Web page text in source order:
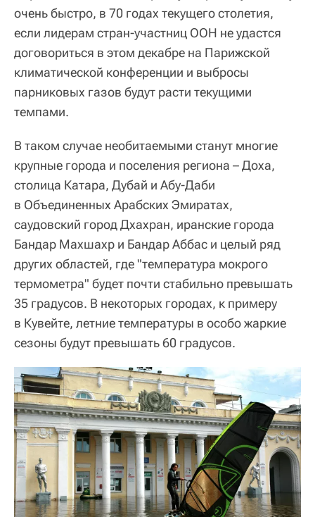
очень быстро, в 70 годах текущего столетия,
если лидерам стран-участниц ООН не удастся
договориться в этом декабре на Парижской
климатической конференции и выбросы
парниковых газов будут расти текущими
темпами.
В таком случае необитаемыми станут многие
крупные города и поселения региона – Доха,
столица Катара, Дубай и Абу-Даби
в Объединенных Арабских Эмиратах,
саудовский город Дхахран, иранские города
Бандар Махшахр и Бандар Аббас и целый ряд
других областей, где "температура мокрого
термометра" будет почти стабильно превышать
35 градусов. В некоторых городах, к примеру
в Кувейте, летние температуры в особо жаркие
сезоны будут превышать 60 градусов.